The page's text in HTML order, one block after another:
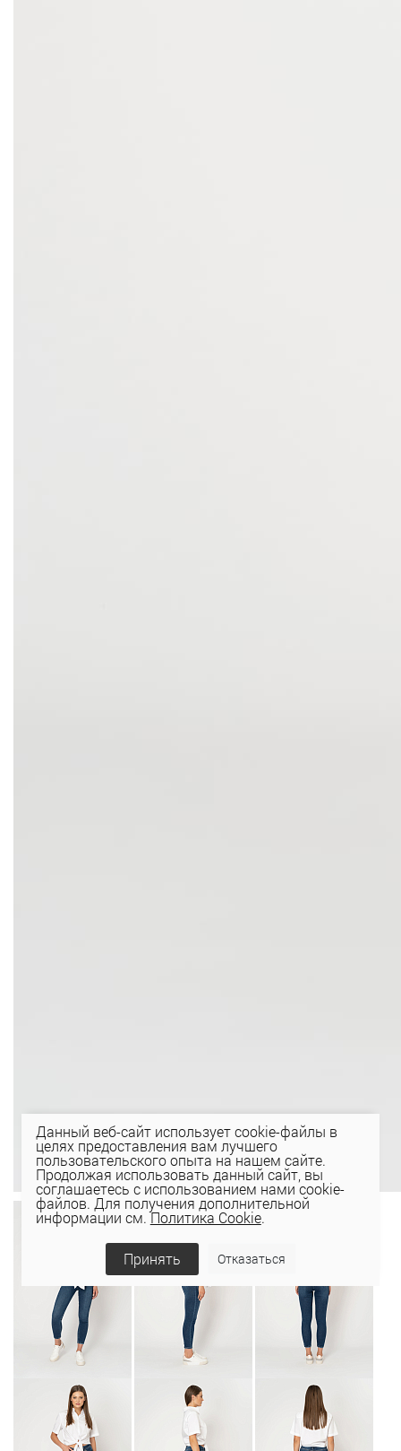
Данный веб-сайт использует cookie-файлы в
целях предоставления вам лучшего
пользовательского опыта на нашем сайте.
Продолжая использовать данный сайт, вы
соглашаетесь с использованием нами cookie-
файлов. Для получения дополнительной
информации см.Политика Cookie.
Принять Отказаться